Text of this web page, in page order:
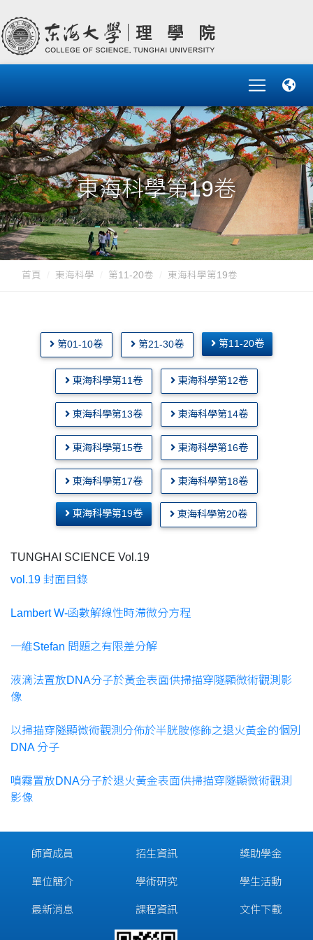
東海科學第19卷
首頁 東海科學 第11-20卷 東海科學第19卷
第01-10卷 第21-30卷 第11-20卷
東海科學第11卷 東海科學第12卷
東海科學第13卷 東海科學第14卷
東海科學第15卷 東海科學第16卷
東海科學第17卷 東海科學第18卷
東海科學第19卷 東海科學第20卷
TUNGHAI SCIENCE Vol.19
vol.19 封面目錄
Lambert W-函數解線性時滯微分方程
一維Stefan 問題之有限差分解
液滴法置放DNA分子於黃金表面供掃描穿隧顯微術觀測影
像
以掃描穿隧顯微術觀測分佈於半胱胺修飾之退火黃金的個別
DNA 分子
噴霧置放DNA分子於退火黃金表面供掃描穿隧顯微術觀測
影像
師資成員
單位簡介
最新消息
招生資訊
學術研究
課程資訊
獎助學金
學生活動
文件下載